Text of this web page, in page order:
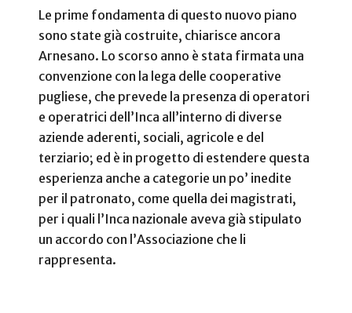
Le prime fondamenta di questo nuovo piano
sono state già costruite, chiarisce ancora
Arnesano. Lo scorso anno è stata firmata una
convenzione con la lega delle cooperative
pugliese, che prevede la presenza di operatori
e operatrici dell’Inca all’interno di diverse
aziende aderenti, sociali, agricole e del
terziario; ed è in progetto di estendere questa
esperienza anche a categorie un po’ inedite
per il patronato, come quella dei magistrati,
per i quali l’Inca nazionale aveva già stipulato
un accordo con l’Associazione che li
rappresenta.